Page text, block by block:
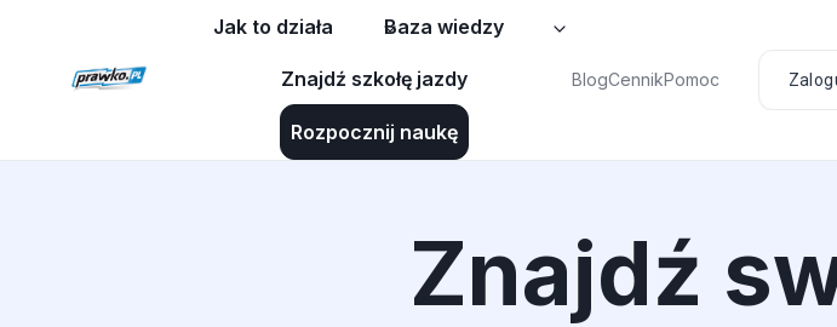
Jak to działa Baza wiedzy
Znajdź szkołę jazdy
Rozpocznij naukę
BlogCennikPomoc
Znajdź